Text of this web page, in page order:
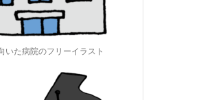
いた病院のフリーイラスト